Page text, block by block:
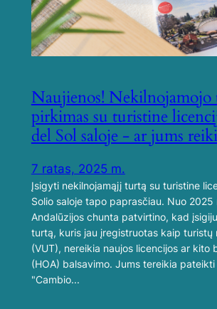
Naujienos!
pirkimas su turistine
del Sol saloje - ar jums
7 ratas, 2025 m.
Įsigyti nekilnojamąjį turtą su turistine
Solio saloje tapo paprasčiau. Nuo 2025
Andalūzijos chunta patvirtino, kad
turtą, kuris jau įregistruotas kaip turistų
(VUT), nereikia naujos licencijos ar kito
(HOA) balsavimo. Jums tereikia
"Cambio...